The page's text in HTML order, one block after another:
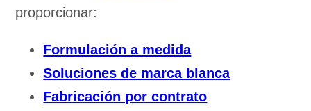
proporcionar:
Formulación a medida
Soluciones de marca blanca
Fabricación por contrato